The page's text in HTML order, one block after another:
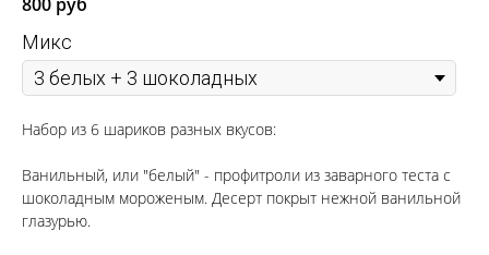
Микс
Набор из 6 шариков разных вкусов:
Ванильный, или "белый" - профитроли из заварного теста с
шоколадным мороженым. Десерт покрыт нежной ванильной
глазурью.